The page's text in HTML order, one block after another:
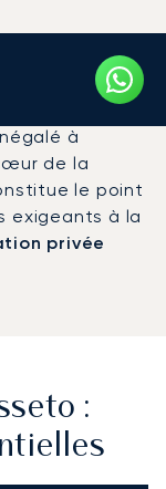
de/vers
à
de la
le point
exigeants à la
privée
: